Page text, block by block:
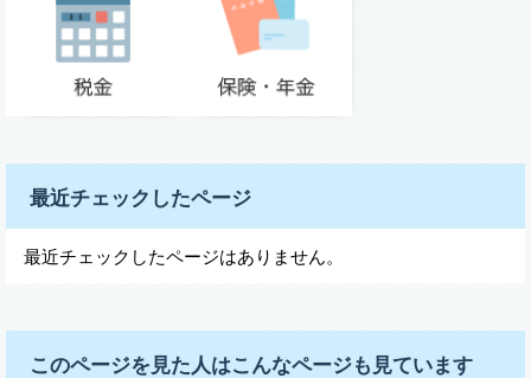
最近チェックしたページ
最近チェックしたページはありません。
このページを見た人はこんなページも見ています